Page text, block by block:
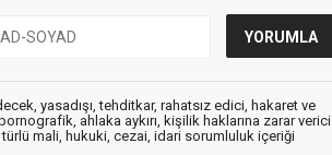
yasadışı, tehditkar, rahatsız edici, hakaret ve
ahlaka aykırı, kişilik haklarına zarar verici
mali, hukuki, cezai, idari sorumluluk içeriği